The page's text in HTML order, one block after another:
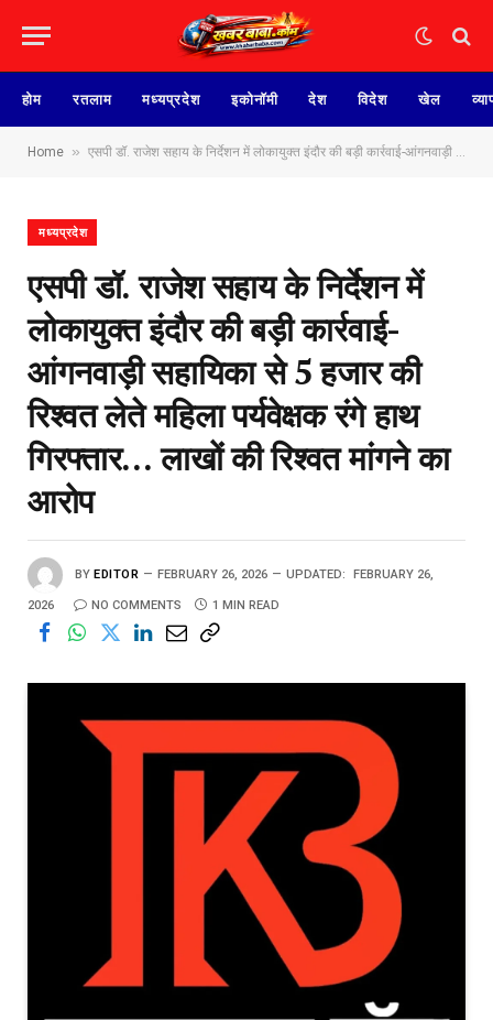
होम रतलाम मध्यप्रदेश इकोनॉमी देश विदेश खेल
Home » एसपी डॉ. राजेश सहाय के निर्देशन में लोकायुक्त इंदौर की बड़ी कार्रवाई-आंगनवाड़ी सहायिका से 5 हजार की रिश्वत लेते महिला पर्यवेक्षक रंगे हाथ गिरफ्तार… लाखों की रिश्वत मांगने का आरोप
मध्यप्रदेश
एसपी डॉ. राजेश सहाय के निर्देशन में
लोकायुक्त इंदौर की बड़ी कार्रवाई-
आंगनवाड़ी सहायिका से 5 हजार की
रिश्वत लेते महिला पर्यवेक्षक रंगे हाथ
गिरफ्तार… लाखों की रिश्वत मांगने का
आरोप
BY EDITOR FEBRUARY 26, 2026 UPDATED: FEBRUARY 26,
2026 NO COMMENTS 1 MIN READ